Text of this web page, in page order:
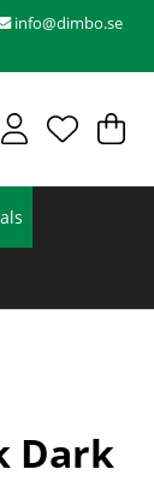
info@dimbo.se
.
Dark